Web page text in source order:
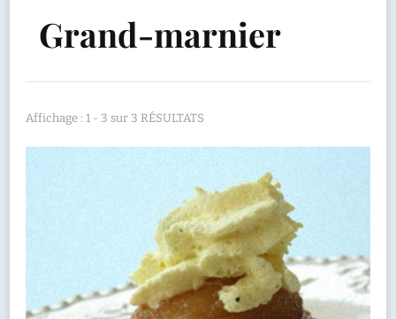
Grand-marnier
Affichage : 1 - 3 sur 3 RÉSULTATS